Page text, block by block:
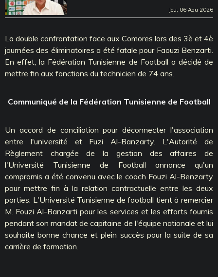
Jeu, 06 Aou 2026
La double confrontation face aux Comores lors des 3è et 4è
journées des éliminatoires a été fatale pour Faouzi Benzarti.
En effet, la Fédération Tunisienne de Football a décidé de
mettre fin aux fonctions du technicien de 74 ans.
Communiqué de la Fédération Tunisienne de Football
Un accord de conciliation pour déconnecter l'association
entre l'université et Fuzi Al-Banzarty. L'Autorité de
Règlement chargée de la gestion des affaires de
l'Université Tunisienne de Football annonce qu'un
compromis a été convenu avec le coach Fouzi Al-Benzarty
pour mettre fin à la relation contractuelle entre les deux
parties. L'Université Tunisienne de football tient à remercier
M. Fouzi Al-Banzarti pour les services et les efforts fournis
pendant son mandat de capitaine de l'équipe nationale et lui
souhaite bonne chance et plein succès pour la suite de sa
carrière de formation.